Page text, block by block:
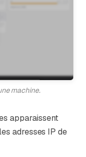
machine.
apparaissent
adresses IP de